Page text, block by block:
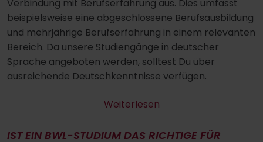
Verbindung mit Berufserfahrung aus. Dies umfasst
beispielsweise eine abgeschlossene Berufsausbildung
und mehrjährige Berufserfahrung in einem relevanten
Bereich. Da unsere Studiengänge in deutscher
Sprache angeboten werden, solltest Du über
ausreichende Deutschkenntnisse verfügen.
Weiterlesen
IST EIN BWL-STUDIUM DAS RICHTIGE FÜR